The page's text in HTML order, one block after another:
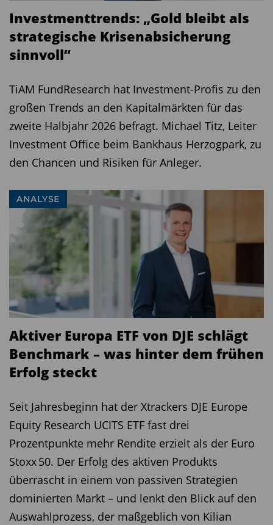
Investmenttrends: „Gold bleibt als
strategische Krisenabsicherung
sinnvoll“
TiAM FundResearch hat Investment-Profis zu den
großen Trends an den Kapitalmärkten für das
zweite Halbjahr 2026 befragt. Michael Titz, Leiter
Investment Office beim Bankhaus Herzogpark, zu
den Chancen und Risiken für Anleger.
ANALYSE
Aktiver Europa ETF von DJE schlägt
Benchmark – was hinter dem frühen
Erfolg steckt
Seit Jahresbeginn hat der Xtrackers DJE Europe
Equity Research UCITS ETF fast drei
Prozentpunkte mehr Rendite erzielt als der Euro
Stoxx 50. Der Erfolg des aktiven Produkts
überrascht in einem von passiven Strategien
dominierten Markt – und lenkt den Blick auf den
Auswahlprozess, der maßgeblich von Kilian